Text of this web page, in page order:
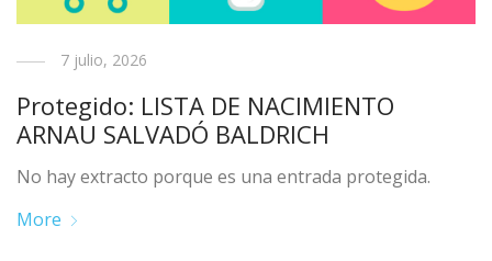
7 julio, 2026
Protegido: LISTA DE NACIMIENTO
ARNAU SALVADÓ BALDRICH
No hay extracto porque es una entrada protegida.
More